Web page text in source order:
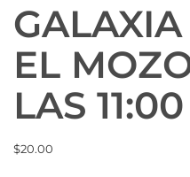
EL
LAS
$20.00